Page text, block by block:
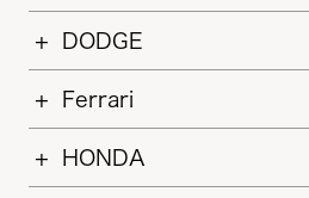
DODGE
Ferrari
HONDA